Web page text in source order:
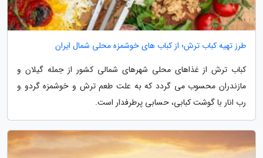
طرز تهیه کباب ترش؛ از کباب های خوشمزه محلی شمال ایران
کباب ترش از غذاهای محلی شهرهای شمالی کشور از جمله گیلان و
مازندران محسوب می گردد که به علت طعم ترش و خوشمزه گردو و
رب انار با گوشت کبابی، حسابی پرطرفدار است.